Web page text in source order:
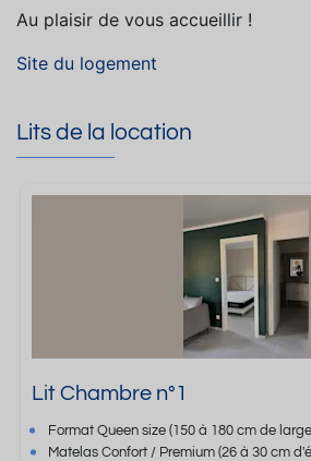
Au plaisir de vous accueillir !
Site du logement
Lits de la location
Lit Chambre n°1
FormatQueen size (150 à 180 cm de
Matelas Confort / Premium(26 à 30 cm